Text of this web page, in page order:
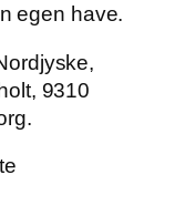
egen have.
9310